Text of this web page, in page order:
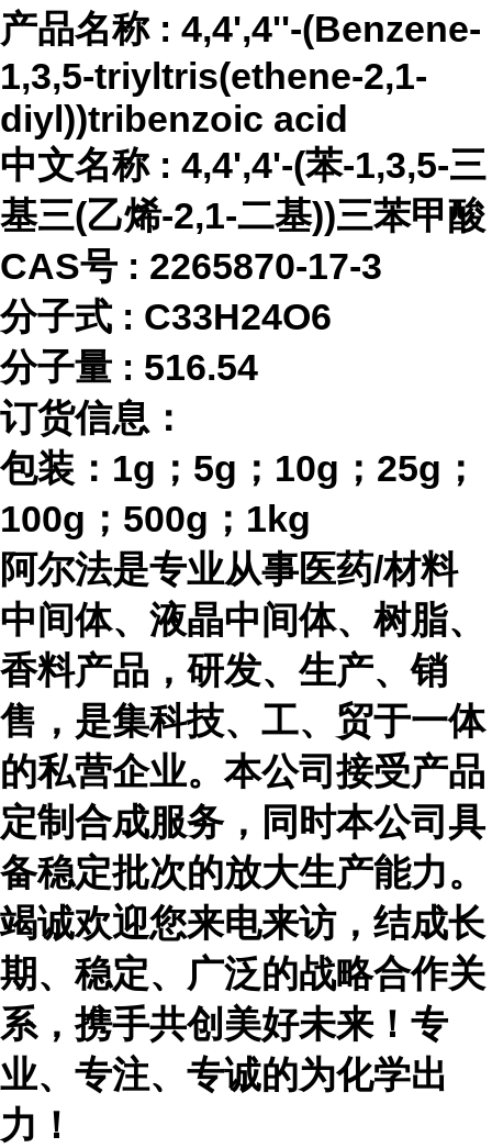
产品名称 : 4,4',4''-(Benzene-
1,3,5-triyltris(ethene-2,1-
diyl))tribenzoic acid
中文名称 : 4,4',4'-(苯-1,3,5-三
基三(乙烯-2,1-二基))三苯甲酸
CAS号 : 2265870-17-3
分子式 : C33H24O6
分子量 : 516.54
订货信息：
包装： 1g；5g；10g；25g；
100g；500g；1kg
阿尔法是专业从事医药/材料
中间体、液晶中间体、树脂、
香料产品，研发、生产、销
售，是集科技、工、贸于一体
的私营企业。本公司接受产品
定制合成服务，同时本公司具
备稳定批次的放大生产能力。
竭诚欢迎您来电来访，结成长
期、稳定、广泛的战略合作关
系，携手共创美好未来！专
业、专注、专诚的为化学出
力！